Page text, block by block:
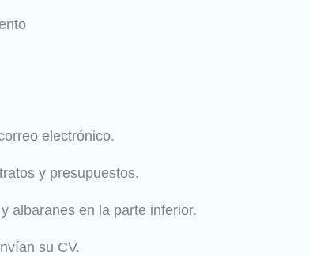
electrónico.
y presupuestos.
albaranes en la parte inferior.
su CV.